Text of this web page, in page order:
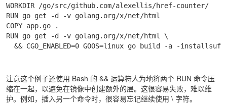
WORKDIR /go/src/github.com/alexellis/href-counter/
RUN go get -d -v golang.org/x/net/html
COPY app.go .
RUN go get -d -v golang.org/x/net/html \
&& CGO_ENABLED=0 GOOS=linux go build -a -
注意这个例子还使用 Bash 的 && 运算符人为地将两个 RUN 命令压
缩在一起，以避免在镜像中创建额外的层。这很容易失败，难以维
护。例如，插入另一个命令时，很容易忘记继续使用 \ 字符。